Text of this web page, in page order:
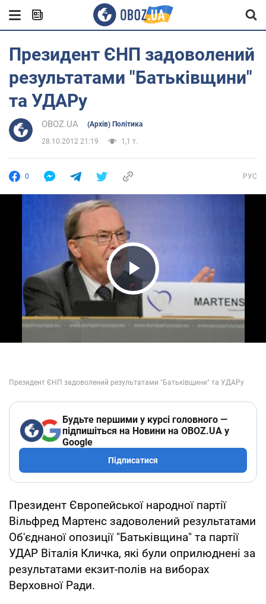
Президент ЄНП задоволений
результатами "Батьківщини"
та УДАРу
OBOZ.UA (Архів) Політика
28.10.2012 21:19 1,1 т.
0 РУС
Play Video
Будьте першими у курсі головного —
підпишіться на Новини на OBOZ.UA у
Google
Підписатися
Президент Європейської народної партії
Вільфред Мартенс задоволений результатами
Об'єднаної опозиції "Батьківщина" та партії
УДАР Віталія Кличка, які були оприлюднені за
результатами екзит-полів на виборах
Верховної Ради.